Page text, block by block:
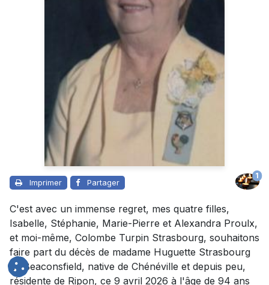
Imprimer Partager
1
C'est avec un immense regret, mes quatre filles,
Isabelle, Stéphanie, Marie-Pierre et Alexandra Proulx,
et moi-même, Colombe Turpin Strasbourg, souhaitons
faire part du décès de madame Huguette Strasbourg
de Beaconsfield, native de Chénéville et depuis peu,
résidente de Ripon, ce 9 avril 2026 à l'âge de 94 ans